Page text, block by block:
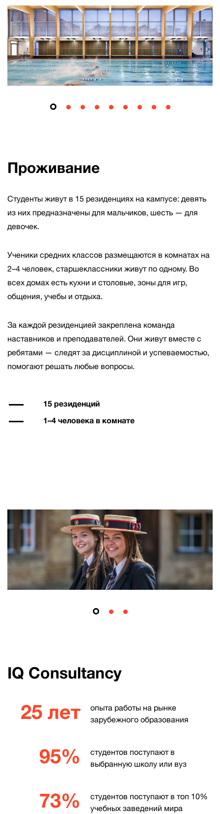
Проживание
Студенты живут в 15 резиденциях на кампусе: девять
из них предназначены для мальчиков, шесть — для
девочек.
Ученики средних классов размещаются в комнатах на
2–4 человек, старшеклассники живут по одному. Во
всех домах есть кухни и столовые, зоны для игр,
общения, учебы и отдыха.
За каждой резиденцией закреплена команда
наставников и преподавателей. Они живут вместе с
ребятами — следят за дисциплиной и успеваемостью,
помогают решать любые вопросы.
15 резиденций
1–4 человека в комнате
IQ Consultancy
25 лет
опыта работы на рынке
зарубежного образования
95%
студентов поступают в
выбранную школу или вуз
73%
студентов поступают в топ 10%
учебных заведений мира